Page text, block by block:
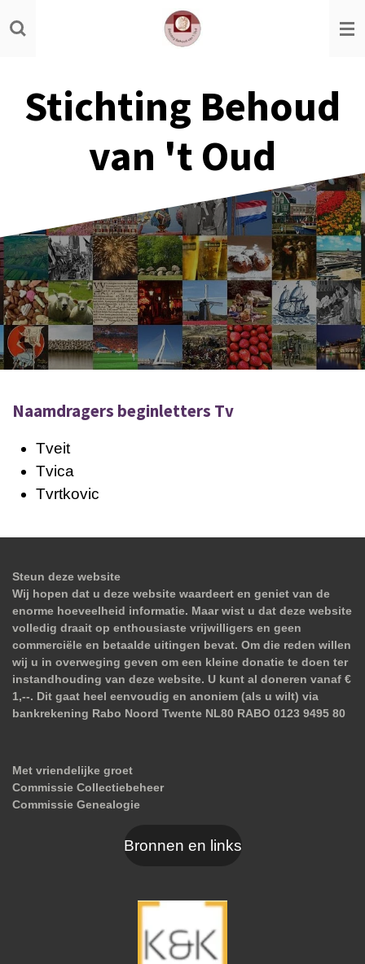
Ga
direct
hoofdinhoud
Stichting Behoud
van 't Oud
Naamdragers beginletters Tv
Tveit
Tvica
Tvrtkovic
Steun deze website
Wij hopen dat u deze website waardeert en geniet van de
enorme hoeveelheid informatie. Maar wist u dat deze website
volledig draait op enthousiaste vrijwilligers en geen
commerciële en betaalde uitingen bevat. Om die reden willen
wij u in overweging geven om een kleine donatie te doen ter
instandhouding van deze website. U kunt al doneren vanaf €
1,--. Dit gaat heel eenvoudig en anoniem (als u wilt) via
bankrekening Rabo Noord Twente NL80 RABO 0123 9495 80
Met vriendelijke groet
Commissie Collectiebeheer
Commissie Genealogie
Bronnen en links